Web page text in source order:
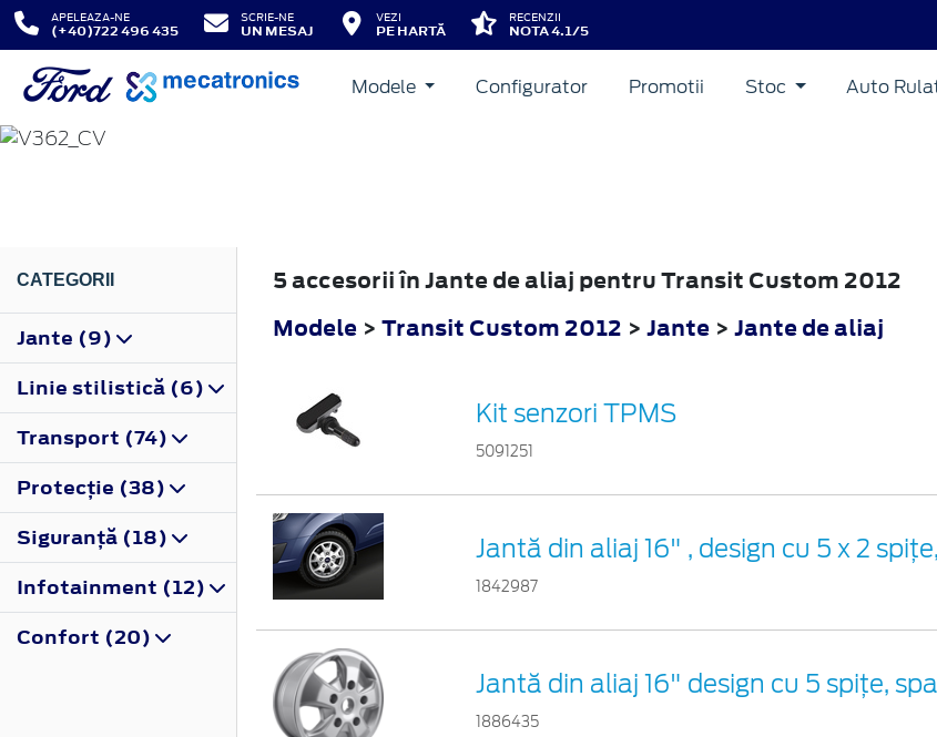
APELEAZA-NE
(+40)722 496 435
SCRIE-NE
UN MESAJ
VEZI
PE HARTĂ
RECENZII
NOTA 4.1/5
Modele Configurator Promotii Stoc Auto
TRANSIT CUSTOM
CATEGORII
Jante (9)
Linie stilistică (6)
Transport (74)
Protecţie (38)
Siguranţă (18)
Infotainment (12)
Confort (20)
5 accesorii în Jante de aliaj pentru Transit Custom 2012
Modele > Transit Custom 2012 > Jante > Jante de aliaj
Kit senzori TPMS
5091251
Jantă din aliaj 16" , design cu 5 x 2
1842987
Jantă din aliaj 16" design cu 5 spiţe,
1886435